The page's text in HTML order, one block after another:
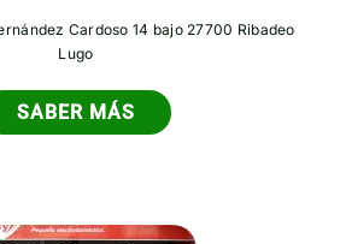
Cardoso 14 bajo 27700 Ribadeo
Lugo
SABER MÁS